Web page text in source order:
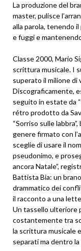
La produzione del
master, pulisce
alla parola, tenendo
e fuggi e
Classe 2000, Mario
scrittura musicale. I
superato il milione di
Discograficamente,
seguito in estate da
rétro prodotto da
“Sorriso sulle
genere firmato con
sceglie di usare il
pseudonimo, e
ancora Natale”,
Battista Bia: un
drammatico dei
il racconto a una
Un tassello ulteriore
costantemente tra
la scrittura musicale
separati ma dentro